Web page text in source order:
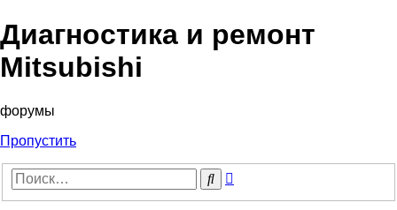
Диагностика и ремонт
Mitsubishi
форумы
Пропустить
Поиск